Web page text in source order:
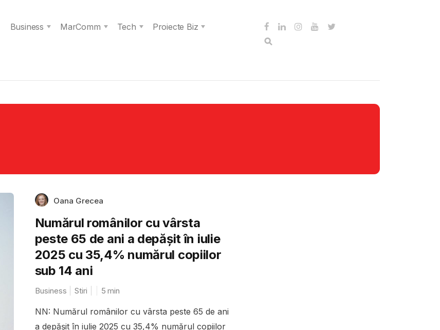
Business MarComm Tech
Proiecte Biz
Oana Grecea
Numărul românilor cu vârsta
peste 65 de ani a depășit în iulie
2025 cu 35,4% numărul copiilor
sub 14 ani
Business Stiri 5 min
NN: Numărul românilor cu vârsta peste 65 de ani
a depășit în iulie 2025 cu 35,4% numărul copiilor